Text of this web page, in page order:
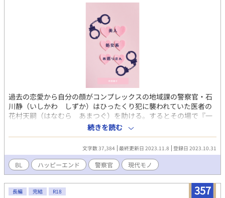
過去の恋愛から自分の顔がコンプレックスの地域課の警察官・石
川静（いしかわ しずか）はひったくり犯に襲われていた医者の
花村天嗣（はなむら あまつぐ）を助ける。するとその場で『一
目惚れした』と花村から告白され、大激怒。こっぴどく振った。
しかし自身の住む官舎の耐震性が問題になり、新しい官舎が出来
るまでの間、花村の大豪邸で花村と二人で同棲することになって
しまう。 最初は反発していた静だが、生活力のない花村の世話を
焼いたり、 真面目な仕事ぶりを見るうちに花村に惹かれていく。
しかし『一目惚れ』という言葉が気になり、素直に受け止められ
ず・・・。
続きを読む
文字数 37,384 最終更新日 2023.11.8 登録日 2023.10.31
BL ハッピーエンド 警察官 現代モノ
357
長編 完結 R18